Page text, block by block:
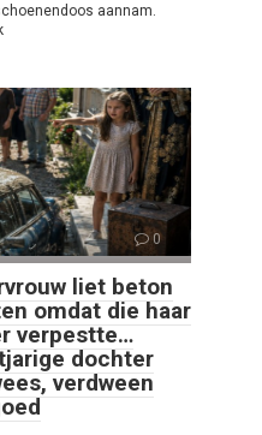
aannam.
0
liet beton
omdat die haar
verpestte…
dochter
verdween